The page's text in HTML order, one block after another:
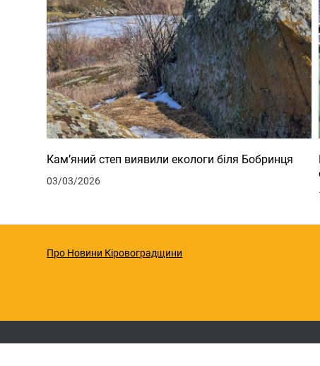
Кам’яний степ виявили екологи біля Бобринця
03/03/2026
Про Новини Кіровоградщини